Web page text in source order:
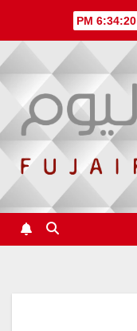
6:34:21 PM